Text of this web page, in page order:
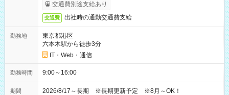
交通費別途支給あり
交通費 出社時の通勤交通費支給
勤務地
東京都港区
六本木駅から徒歩3分
IT・Web・通信
勤務時間 9:00～16:00
期間 2026/8/17～長期 ※長期更新予定 ※8月～OK！